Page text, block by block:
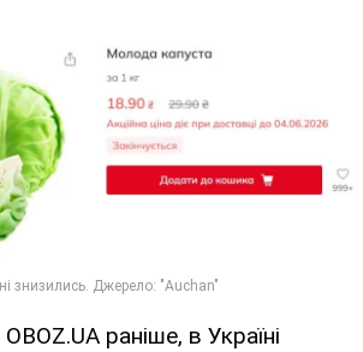
раніше, в Україні